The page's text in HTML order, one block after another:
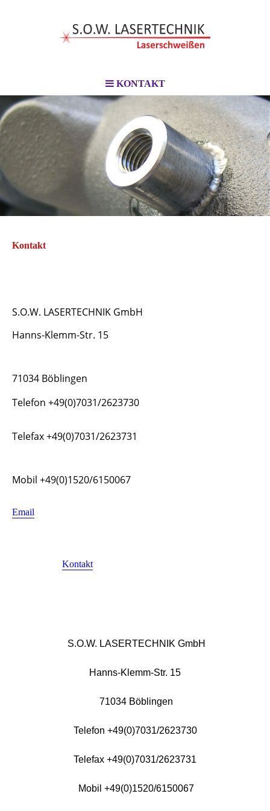
KONTAKT
Kontakt
S.O.W. LASERTECHNIK GmbH
Hanns-Klemm-Str. 15
71034 Böblingen
Telefon +49(0)7031/2623730
Telefax +49(0)7031/2623731
Mobil +49(0)1520/6150067
Email
Kontakt
S.O.W. LASERTECHNIK GmbH
Hanns-Klemm-Str. 15
71034 Böblingen
Telefon +49(0)7031/2623730
Telefax +49(0)7031/2623731
Mobil +49(0)1520/6150067